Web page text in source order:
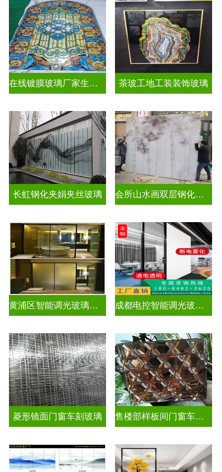
在线镀膜玻璃厂家生产安装 茶玻工地工装装饰玻璃
长虹钢化夹娟夹丝玻璃 会所山水画双层钢化夹胶
黄浦区智能调光玻璃公司 成都电控智能调光玻璃售价多少
菱形镜面门窗车刻玻璃 售楼部样板间门窗车刻玻璃